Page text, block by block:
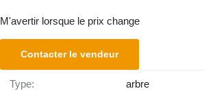
M'avertir lorsque le prix change
Contacter le vendeur
Type: arbre